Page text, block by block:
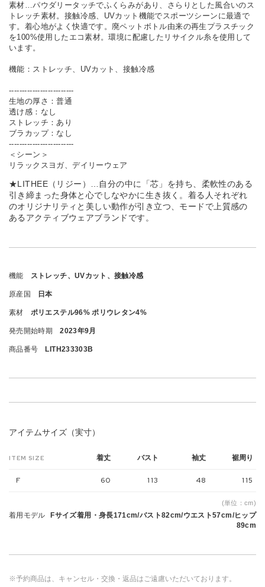
素材…パウダリータッチでふくらみがあり、さらりとした風合いのス
トレッチ素材。接触冷感、UVカット機能でスポーツシーンに最適で
す。着心地がよく快適です。廃ペットボトル由来の再生プラスチック
を100%使用したエコ素材。環境に配慮したリサイクル糸を使用して
います。
機能：ストレッチ、UVカット、接触冷感
-------------------------
生地の厚さ：普通
透け感：なし
ストレッチ：あり
ブラカップ：なし
-------------------------
＜シーン＞
リラックスヨガ、デイリーウェア
★LITHEE（リジー）…自分の中に「芯」を持ち、柔軟性のある
引き締まった身体と心でしなやかに生き抜く。着る人それぞれ
のオリジナリティと美しい動作が引き立つ、モードで上質感の
あるアクティブウェアブランドです。
機能 ストレッチ、UVカット、接触冷感
原産国 日本
素材 ポリエステル96% ポリウレタン4%
発売開始時期 2023年9月
商品番号 LITH233303B
アイテムサイズ（実寸）
ITEM SIZE 着丈 バスト 袖丈 裾周り
F 60 113 48 115
(単位：cm)
着用モデル
Fサイズ着用・身長171cm/バスト82cm/ウエスト57cm/ヒップ
89cm
※予約商品は、キャンセル・交換・返品はご遠慮いただいております。